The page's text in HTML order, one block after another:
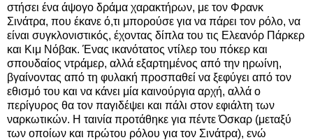
στήσει ένα άψογο δράμα χαρακτήρων, με τον Φρανκ
Σινάτρα, που έκανε ό,τι μπορούσε για να πάρει τον ρόλο, να
είναι συγκλονιστικός, έχοντας δίπλα του τις Ελεανόρ Πάρκερ
και Κιμ Νόβακ. Ένας ικανότατος ντίλερ του πόκερ και
σπουδαίος ντράμερ, αλλά εξαρτημένος από την ηρωίνη,
βγαίνοντας από τη φυλακή προσπαθεί να ξεφύγει από τον
εθισμό του και να κάνει μία καινούργια αρχή, αλλά ο
περίγυρος θα τον παγιδέψει και πάλι στον εφιάλτη των
ναρκωτικών. Η ταινία προτάθηκε για πέντε Όσκαρ (μεταξύ
των οποίων και πρώτου ρόλου για τον Σινάτρα), ενώ